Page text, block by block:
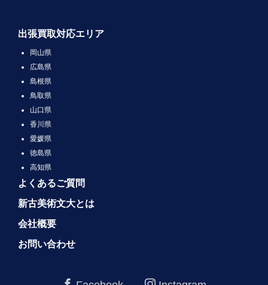
出張買取対応エリア
岡山県
広島県
島根県
鳥取県
山口県
香川県
愛媛県
徳島県
高知県
よくあるご質問
新古美術文大とは
会社概要
お問い合わせ